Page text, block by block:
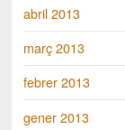
abril 2013
març 2013
febrer 2013
gener 2013